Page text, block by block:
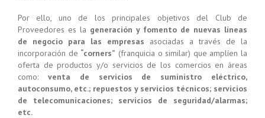
Por ello, uno de los principales objetivos del Club de
Proveedores es la generación y fomento de nuevas líneas
de negocio para las empresas asociadas a través de la
incorporación de “corners” (franquicia o similar) que amplíen la
oferta de productos y/o servicios de los comercios en áreas
como: venta de servicios de suministro eléctrico,
autoconsumo, etc.; repuestos y servicios técnicos; servicios
de telecomunicaciones; servicios de seguridad/alarmas;
etc.